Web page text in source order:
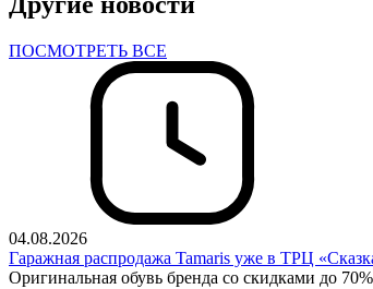
ПОСМОТРЕТЬ ВСЕ
04.08.2026
Гаражная распродажа Tamaris уже в ТРЦ
Оригинальная обувь бренда со скидками до